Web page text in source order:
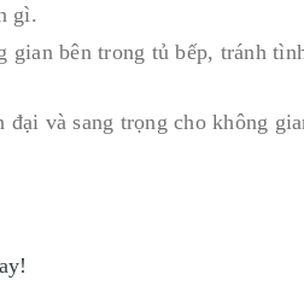
gì.
gian bên trong tủ bếp, tránh
và sang trọng cho không